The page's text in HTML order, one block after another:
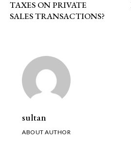
TAXES ON PRIVATE
SALES TRANSACTIONS?
sultan
ABOUT AUTHOR